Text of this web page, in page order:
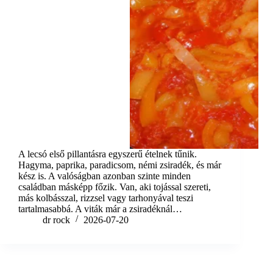
A lecsó első pillantásra egyszerű ételnek tűnik.
Hagyma, paprika, paradicsom, némi zsiradék, és már
kész is. A valóságban azonban szinte minden
családban másképp főzik. Van, aki tojással szereti,
más kolbásszal, rizzsel vagy tarhonyával teszi
tartalmasabbá. A viták már a zsiradéknál…
dr rock
2026-07-20